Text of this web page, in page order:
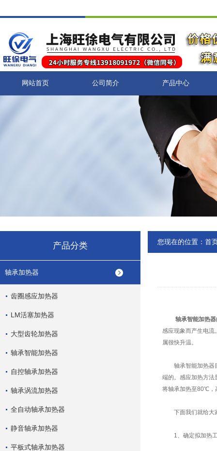
网站首页 公司简介 产品中心
产品分类
轴承加热器
齿圈感应加热器
LM活塞加热器
大型齿轮加热器
轴承智能加热器
自控轴承加热器
轴承涡流加热器
全自动轴承加热器
静音轴承加热器
平板式轴承加热器
您现在的位置： 首
轴承智能加热器
感应现象而产生电流
属很快升温。
轴承智能加热器目
端的。感应加热方法
将轴承加热至80℃，
下面我们就给大家
1、确定拟加热工